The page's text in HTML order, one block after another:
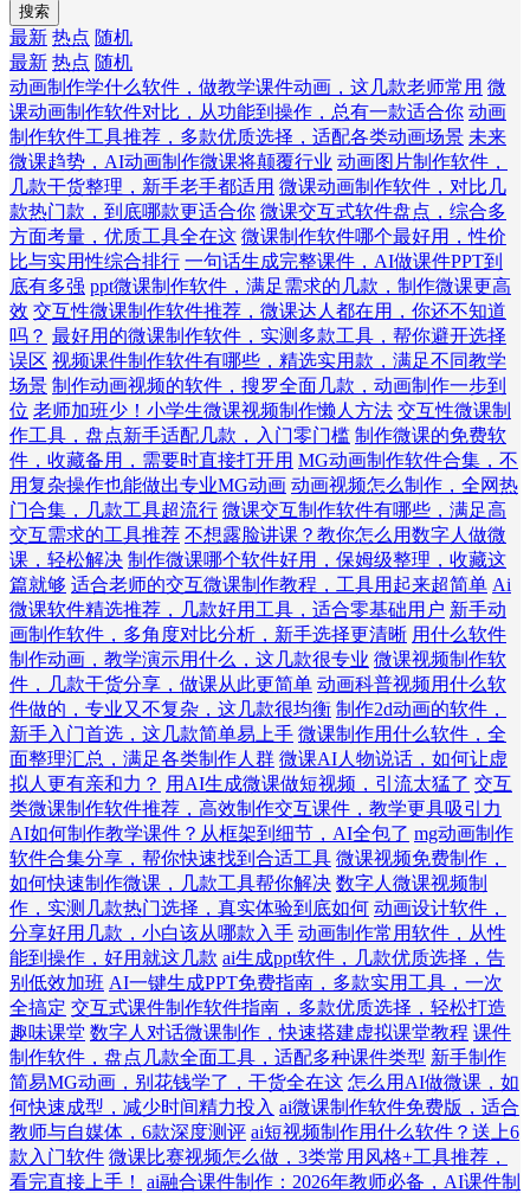
搜索
最新 热点 随机
最新 热点 随机
动画制作学什么软件，做教学课件动画，这几款老师常用 微
课动画制作软件对比，从功能到操作，总有一款适合你 动画
制作软件工具推荐，多款优质选择，适配各类动画场景 未来
微课趋势，AI动画制作微课将颠覆行业 动画图片制作软件，
几款干货整理，新手老手都适用 微课动画制作软件，对比几
款热门款，到底哪款更适合你 微课交互式软件盘点，综合多
方面考量，优质工具全在这 微课制作软件哪个最好用，性价
比与实用性综合排行 一句话生成完整课件，AI做课件PPT到
底有多强 ppt微课制作软件，满足需求的几款，制作微课更高
效 交互性微课制作软件推荐，微课达人都在用，你还不知道
吗？ 最好用的微课制作软件，实测多款工具，帮你避开选择
误区 视频课件制作软件有哪些，精选实用款，满足不同教学
场景 制作动画视频的软件，搜罗全面几款，动画制作一步到
位 老师加班少！小学生微课视频制作懒人方法 交互性微课制
作工具，盘点新手适配几款，入门零门槛 制作微课的免费软
件，收藏备用，需要时直接打开用 MG动画制作软件合集，不
用复杂操作也能做出专业MG动画 动画视频怎么制作，全网热
门合集，几款工具超流行 微课交互制作软件有哪些，满足高
交互需求的工具推荐 不想露脸讲课？教你怎么用数字人做微
课，轻松解决 制作微课哪个软件好用，保姆级整理，收藏这
篇就够 适合老师的交互微课制作教程，工具用起来超简单 Ai
微课软件精选推荐，几款好用工具，适合零基础用户 新手动
画制作软件，多角度对比分析，新手选择更清晰 用什么软件
制作动画，教学演示用什么，这几款很专业 微课视频制作软
件，几款干货分享，做课从此更简单 动画科普视频用什么软
件做的，专业又不复杂，这几款很均衡 制作2d动画的软件，
新手入门首选，这几款简单易上手 微课制作用什么软件，全
面整理汇总，满足各类制作人群 微课AI人物说话，如何让虚
拟人更有亲和力？ 用AI生成微课做短视频，引流太猛了 交互
类微课制作软件推荐，高效制作交互课件，教学更具吸引力
AI如何制作教学课件？从框架到细节，AI全包了 mg动画制作
软件合集分享，帮你快速找到合适工具 微课视频免费制作，
如何快速制作微课，几款工具帮你解决 数字人微课视频制
作，实测几款热门选择，真实体验到底如何 动画设计软件，
分享好用几款，小白该从哪款入手 动画制作常用软件，从性
能到操作，好用就这几款 ai生成ppt软件，几款优质选择，告
别低效加班 AI一键生成PPT免费指南，多款实用工具，一次
全搞定 交互式课件制作软件指南，多款优质选择，轻松打造
趣味课堂 数字人对话微课制作，快速搭建虚拟课堂教程 课件
制作软件，盘点几款全面工具，适配多种课件类型 新手制作
简易MG动画，别花钱学了，干货全在这 怎么用AI做微课，如
何快速成型，减少时间精力投入 ai微课制作软件免费版，适合
教师与自媒体，6款深度测评 ai短视频制作用什么软件？送上6
款入门软件 微课比赛视频怎么做，3类常用风格+工具推荐，
看完直接上手！
ai融合课件制作：2026年教师必备，AI课件制